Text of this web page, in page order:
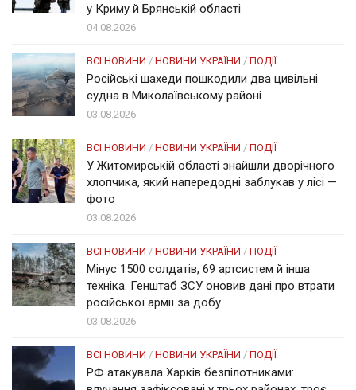
у Криму й Брянській області
04.08.2026
ВСІ НОВИНИ / НОВИНИ УКРАЇНИ / ПОДІЇ
Російські шахеди пошкодили два цивільні
судна в Миколаївському районі
03.08.2026
ВСІ НОВИНИ / НОВИНИ УКРАЇНИ / ПОДІЇ
У Житомирській області знайшли дворічного
хлопчика, який напередодні заблукав у лісі —
фото
03.08.2026
ВСІ НОВИНИ / НОВИНИ УКРАЇНИ / ПОДІЇ
Мінус 1500 солдатів, 69 артсистем й інша
техніка. Генштаб ЗСУ оновив дані про втрати
російської армії за добу
03.08.2026
ВСІ НОВИНИ / НОВИНИ УКРАЇНИ / ПОДІЇ
РФ атакувала Харків безпілотниками: